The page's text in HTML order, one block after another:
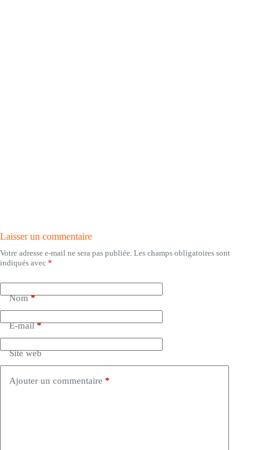
Laisser un commentaire
Votre adresse e-mail ne sera pas publiée. Les champs obligatoires sont
indiqués avec *
Nom*
E-mail*
Site web
Ajouter un commentaire *